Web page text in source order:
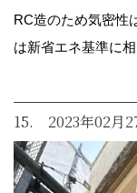
RC造のため気密性
は新省エネ基準に
15. 2023年02月